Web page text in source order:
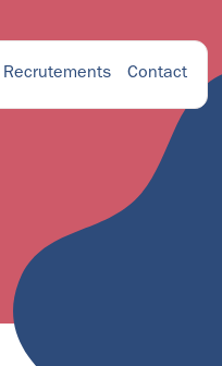
Recrutements Contact